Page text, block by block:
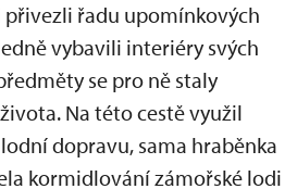
přivezli řadu upomínkových
vybavili interiéry svých
se pro ně staly
Na této cestě využil
dopravu, sama hraběnka
kormidlování zámořské lodi